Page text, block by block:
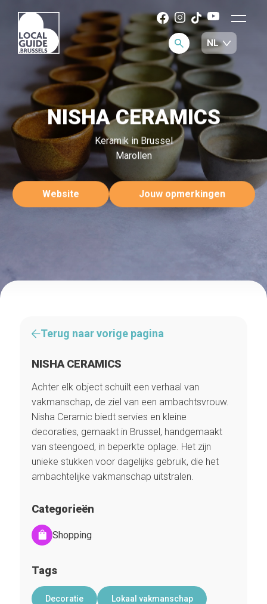
NISHA CERAMICS
Keramik in Brussel
Marollen
Website Jouw opmerkingen
Terug naar vorige pagina
NISHA CERAMICS
Achter elk object schuilt een verhaal van
vakmanschap, de ziel van een ambachtsvrouw.
Nisha Ceramic biedt servies en kleine
decoraties, gemaakt in Brussel, handgemaakt
van steengoed, in beperkte oplage. Het zijn
unieke stukken voor dagelijks gebruik, die het
ambachtelijke vakmanschap uitstralen.
Categorieën
Shopping
Tags
Decoratie Lokaal vakmanschap